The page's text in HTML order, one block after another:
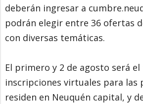
deberán ingresar a
podrán elegir entre 36 ofertas
con diversas temáticas.
El primero y 2 de agosto será
inscripciones virtuales para las
residen en Neuquén capital, y